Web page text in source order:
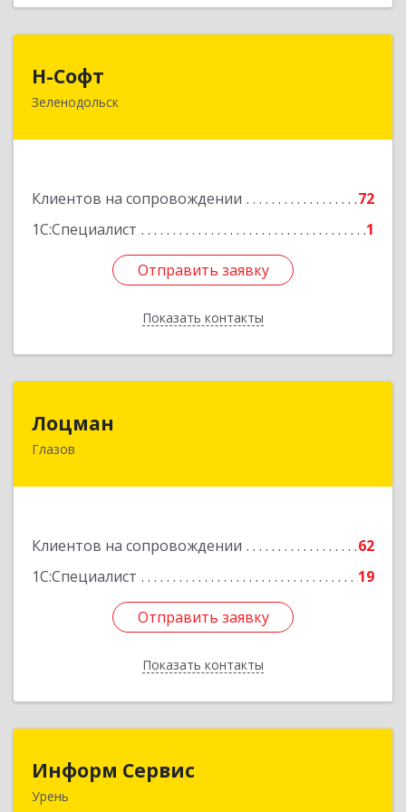
Н-Софт
Зеленодольск
Клиентов на сопровождении
72
1С:Специалист
1
Отправить заявку
Показать контакты
422521, Татарстан Респ (Татарстан),
Подробнее
Отправить заявку
Назад
Лоцман
Глазов
Клиентов на сопровождении
62
1С:Специалист
19
Отправить заявку
Показать контакты
427620, Удмуртская Респ, Глазов г, Сибирская
Отправить заявку
Назад
Информ Сервис
Урень